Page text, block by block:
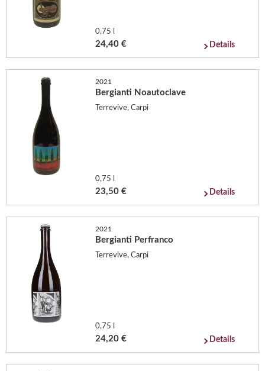
0,75 l
24,40 € Details
2021
Bergianti Noautoclave
Terrevive, Carpi
0,75 l
23,50 € Details
2021
Bergianti Perfranco
Terrevive, Carpi
0,75 l
24,20 € Details